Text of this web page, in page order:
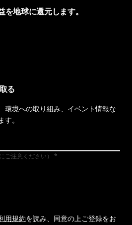
を地球に還元します。
る
環境への取り組み、イベント情報な
。
ご注意ください）
用規約を読み、同意の上ご登録をお